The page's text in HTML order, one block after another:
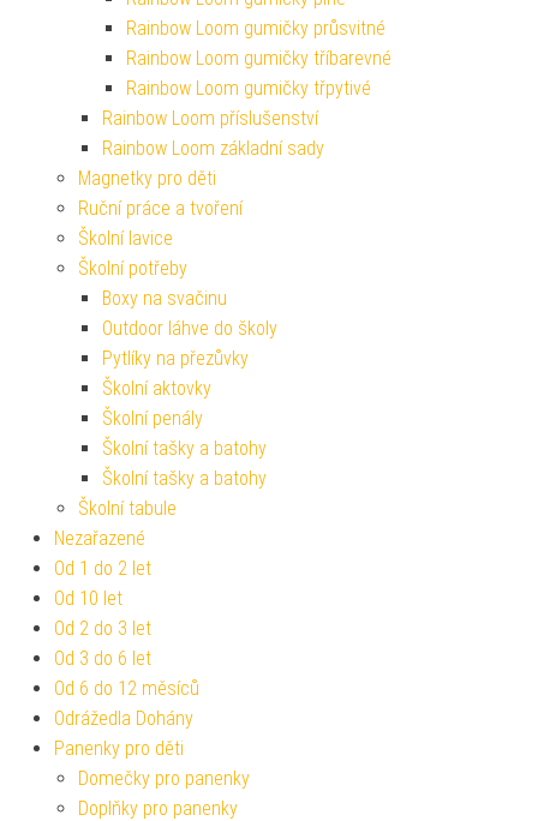
Rainbow Loom gumičky průsvitné
Rainbow Loom gumičky tříbarevné
Rainbow Loom gumičky třpytivé
Rainbow Loom příslušenství
Rainbow Loom základní sady
Magnetky pro děti
Ruční práce a tvoření
Školní lavice
Školní potřeby
Boxy na svačinu
Outdoor láhve do školy
Pytlíky na přezůvky
Školní aktovky
Školní penály
Školní tašky a batohy
Školní tašky a batohy
Školní tabule
Nezařazené
Od 1 do 2 let
Od 10 let
Od 2 do 3 let
Od 3 do 6 let
Od 6 do 12 měsíců
Odrážedla Dohány
Panenky pro děti
Domečky pro panenky
Doplňky pro panenky